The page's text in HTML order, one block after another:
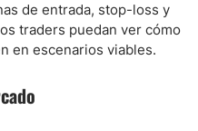
de entrada, stop-loss y
traders puedan ver cómo
en escenarios viables.